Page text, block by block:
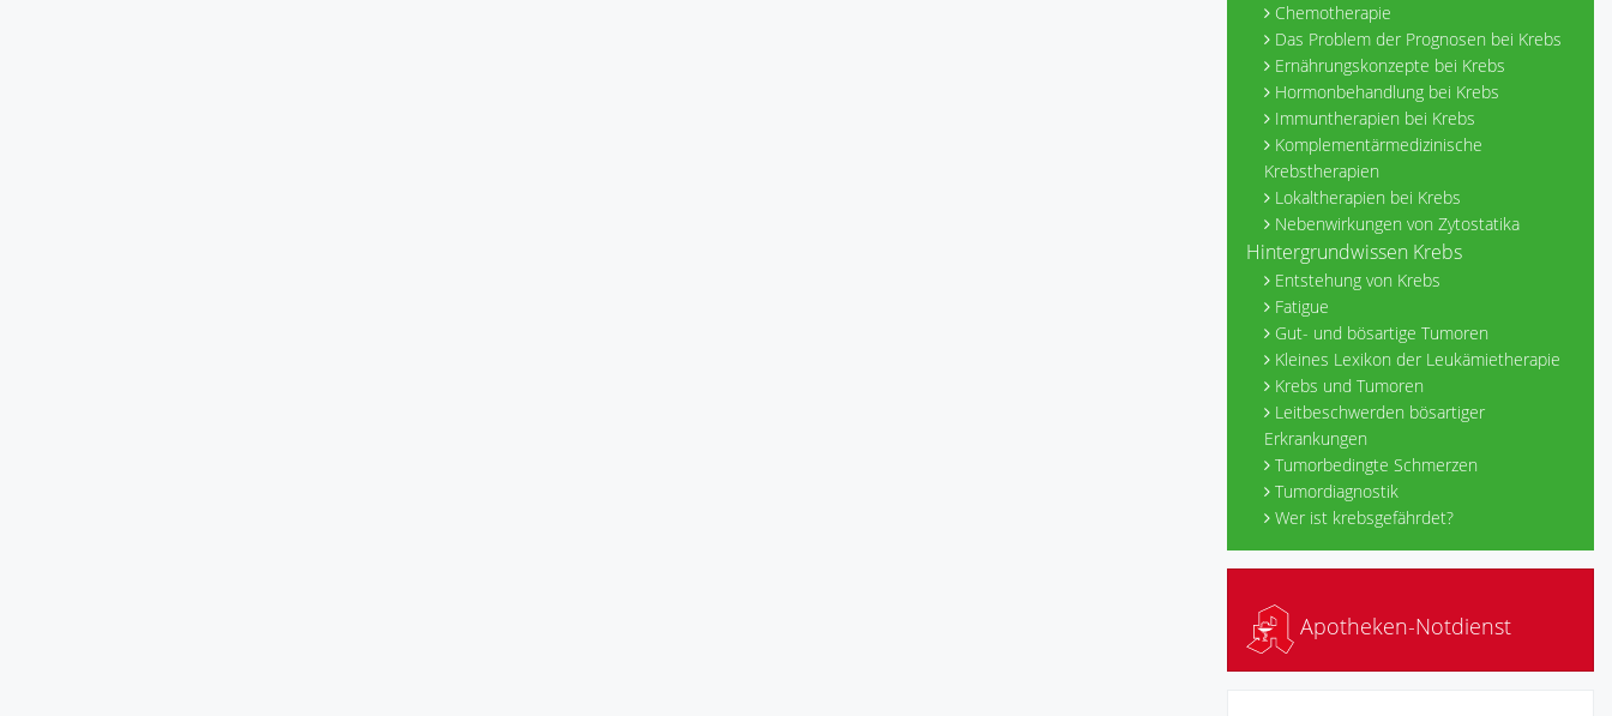
Chemotherapie
Das Problem der Prognosen bei Krebs
Ernährungskonzepte bei Krebs
Hormonbehandlung bei Krebs
Immuntherapien bei Krebs
Komplementärmedizinische
Krebstherapien
Lokaltherapien bei Krebs
Nebenwirkungen von Zytostatika
Hintergrundwissen Krebs
Entstehung von Krebs
Fatigue
Gut- und bösartige Tumoren
Kleines Lexikon der Leukämietherapie
Krebs und Tumoren
Leitbeschwerden bösartiger
Erkrankungen
Tumorbedingte Schmerzen
Tumordiagnostik
Wer ist krebsgefährdet?
Apotheken-Notdienst